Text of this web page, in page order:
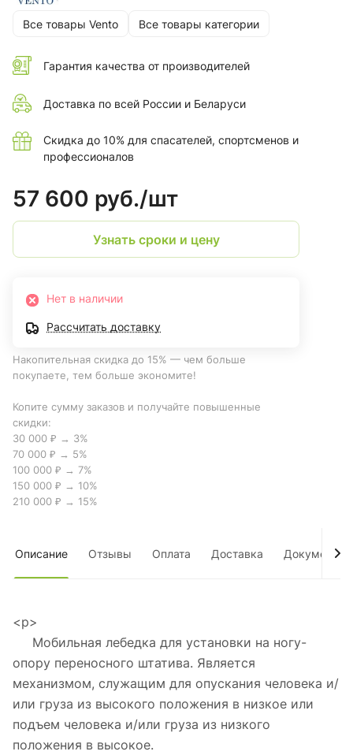
Все товары Vento Все товары категории
Гарантия качества от производителей
Доставка по всей России и Беларуси
Скидка до 10% для спасателей, спортсменов и
профессионалов
57 600 руб./шт
Узнать сроки и цену
Нет в наличии
Рассчитать доставку
Накопительная скидка до 15% — чем больше
покупаете, тем больше экономите!
Копите сумму заказов и получайте повышенные
скидки:
30 000 ₽ → 3%
70 000 ₽ → 5%
100 000 ₽ → 7%
150 000 ₽ → 10%
210 000 ₽ → 15%
Описание Отзывы Оплата Доставка Документы
<p>
Мобильная лебедка для установки на ногу-
опору переносного штатива. Является
механизмом, служащим для опускания человека и/
или груза из высокого положения в низкое или
подъем человека и/или груза из низкого
положения в высокое.